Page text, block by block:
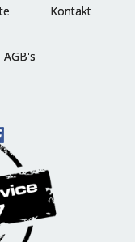
Kontakt
AGB's